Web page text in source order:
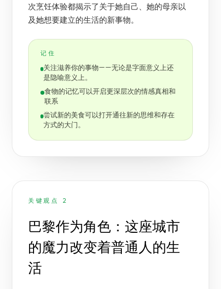
次烹饪体验都揭示了关于她自己、她的母亲以
及她想要建立的生活的新事物。
记住
关注滋养你的事物——无论是字面意义上还
是隐喻意义上。
食物的记忆可以开启更深层次的情感真相和
联系
尝试新的美食可以打开通往新的思维和存在
方式的大门。
关键观点 2
巴黎作为角色：这座城市
的魔力改变着普通人的生
活